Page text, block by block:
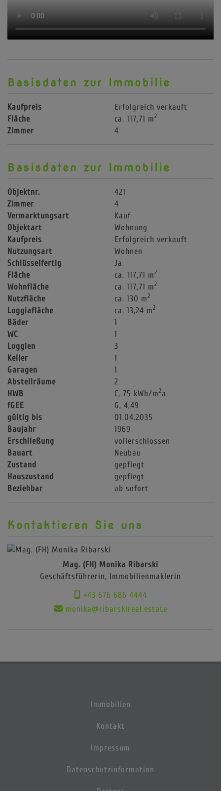
Basisdaten zur Immobilie
Kaufpreis
Erfolgreich verkauft
Fläche
ca. 117,71 m2
Zimmer 4
Basisdaten zur Immobilie
Objektnr.
421
Zimmer
4
Vermarktungsart
Kauf
Objektart
Wohnung
Kaufpreis
Erfolgreich verkauft
Nutzungsart
Wohnen
Schlüsselfertig
Ja
Fläche
ca. 117,71 m2
Wohnfläche ca. 117,71 m2
Nutzfläche ca. 130 m2
Loggiafläche ca. 13,24 m2
Bäder
1
WC
1
Loggien
3
Keller
1
Garagen
1
Abstellräume
2
HWB
C, 75 kWh/m2a
fGEE
G, 4,49
gültig bis
01.04.2035
Baujahr
1969
Erschließung
vollerschlossen
Bauart
Neubau
Zustand
gepflegt
Hauszustand
gepflegt
Beziehbar
ab sofort
Kontaktieren Sie uns
Mag. (FH) Monika Ribarski
Geschäftsführerin, Immobilienmaklerin
+43 676 686 4444
monika@ribarskireal.estate
Immobilien
Kontakt
Impressum
Datenschutzinformation